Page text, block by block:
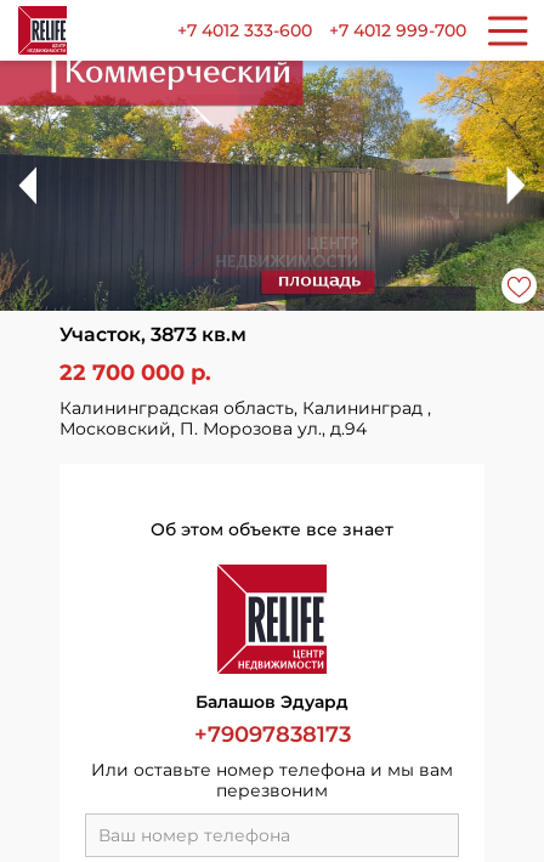
+7 4012 333-600 +7 4012 999-700
Участок, 3873 кв.м
22 700 000 р.
Калининградская область, Калининград ,
Московский, П. Морозова ул., д.94
Об этом объекте все знает
Балашов Эдуард
+79097838173
Или оставьте номер телефона и мы вам
перезвоним